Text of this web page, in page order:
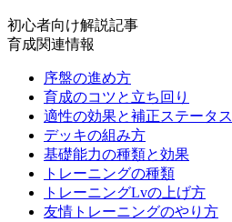
初心者向け解説記事
育成関連情報
序盤の進め方
育成のコツと立ち回り
適性の効果と補正ステータス
デッキの組み方
基礎能力の種類と効果
トレーニングの種類
トレーニングLvの上げ方
友情トレーニングのやり方